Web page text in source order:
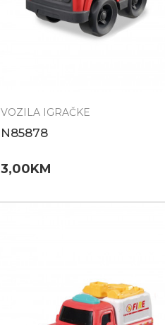
VOZILA IGRAČKE
N85878
3,00KM